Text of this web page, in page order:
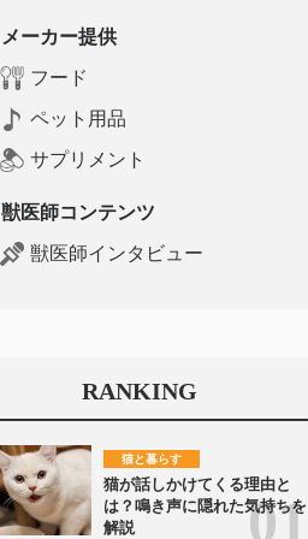
メーカー提供
フード
ペット用品
サプリメント
獣医師コンテンツ
獣医師インタビュー
RANKING
猫と暮らす
猫が話しかけてくる理由と
は？鳴き声に隠れた気持ちを
解説